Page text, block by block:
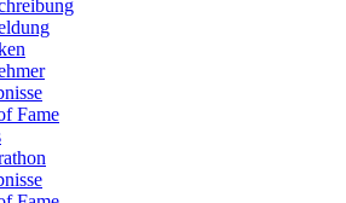
Fame